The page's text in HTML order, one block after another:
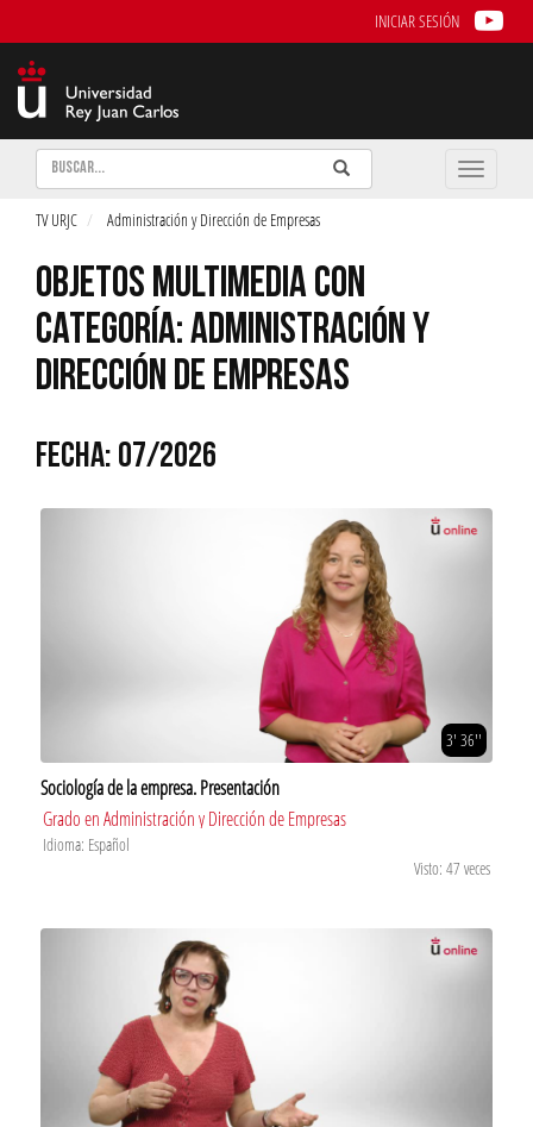
INICIAR SESIÓN
Buscar Enviar
Buscar
Toggle
TV URJC Administración y Dirección de Empresas
OBJETOS MULTIMEDIA CON
CATEGORÍA: ADMINISTRACIÓN Y
DIRECCIÓN DE EMPRESAS
FECHA: 07/2026
3' 36''
Sociología de la empresa. Presentación
Grado en Administración y Dirección de Empresas
Idioma: Español
Visto: 47 veces